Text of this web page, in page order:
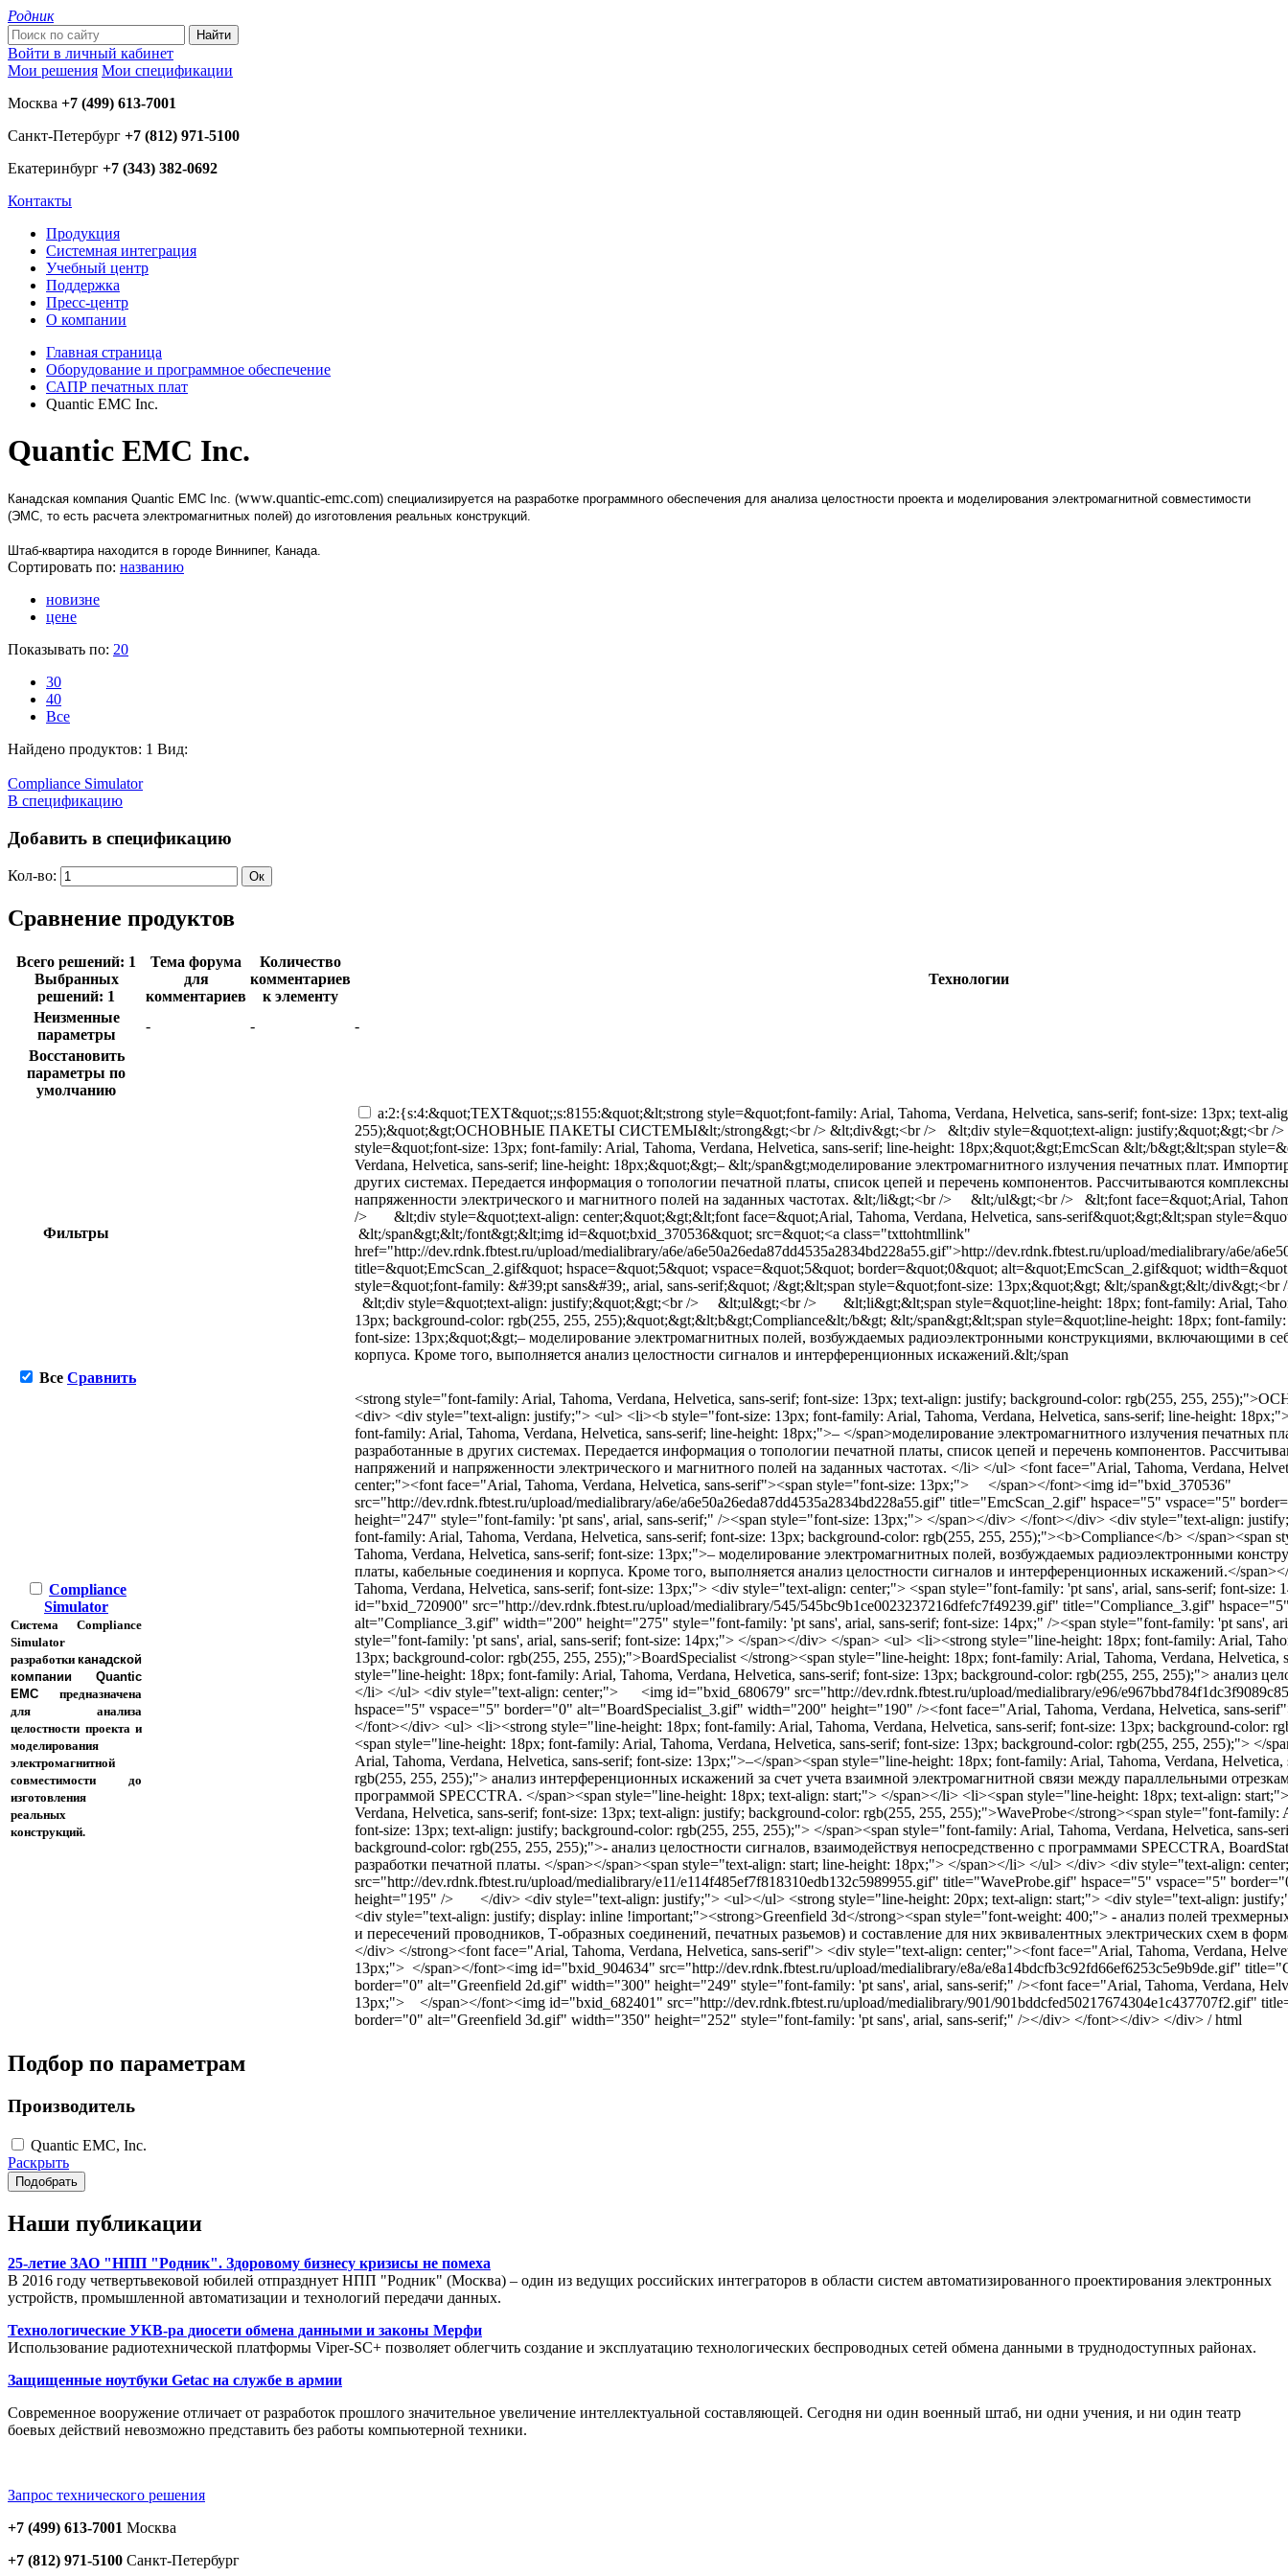
Родник
Войти в личный кабинет
Мои решения Мои спецификации
Москва +7 (499) 613-7001
Санкт-Петербург +7 (812) 971-5100
Екатеринбург +7 (343) 382-0692
Контакты
Продукция
Системная интеграция
Учебный центр
Поддержка
Пресс-центр
О компании
Главная страница
Оборудование и программное обеспечение
САПР печатных плат
Quantic EMC Inc.
Quantic EMC Inc.
Канадская компания Quantic EMC Inc. (www.quantic-emc.com) специализируется на разработке программного обеспечения для анализа целостности проекта и моделирования электромагнитной совместимости
(ЭМС, то есть расчета электромагнитных полей) до изготовления реальных конструкций.
Штаб-квартира находится в городе Виннипег, Канада.
Сортировать по: названию
новизне
цене
Показывать по: 20
30
40
Все
Найдено продуктов: 1 Вид:
Compliance Simulator
В спецификацию
Добавить в спецификацию
Кол-во:
Сравнение продуктов
Всего решений: 1
Выбранных
решений: 1
Тема форума
для
комментариев
Количество
комментариев
к элементу
Технологии
Неизменные
параметры
- -
-
Восстановить
параметры по
умолчанию
Фильтры
a:2:{s:4:&quot;TEXT&quot;;s:8155:&quot;&lt;strong style=&quot;font-family: Arial, Tahoma, Verdana, Helvetica, sans-serif; font-size: 13px; text-
255);&quot;&gt;ОСНОВНЫЕ ПАКЕТЫ СИСТЕМЫ&lt;/strong&gt;<br /> &lt;div&gt;<br /> &lt;div style=&quot;text-align:
style=&quot;font-size: 13px; font-family: Arial, Tahoma, Verdana, Helvetica, sans-serif; line-height: 18px;&quot;&gt;EmcScan &lt;/b&gt;&lt;span
Verdana, Helvetica, sans-serif; line-height: 18px;&quot;&gt;– &lt;/span&gt;моделирование электромагнитного излучения печатных плат.
других системах. Передается информация о топологии печатной платы, список цепей и перечень компонентов. Рассчитываются
напряженности электрического и магнитного полей на заданных частотах. &lt;/li&gt;<br /> &lt;/ul&gt;<br /> &lt;font face=&quot;Arial,
/> &lt;div style=&quot;text-align: center;&quot;&gt;&lt;font face=&quot;Arial, Tahoma, Verdana, Helvetica, sans-serif&quot;&gt;&lt;span
&lt;/span&gt;&lt;/font&gt;&lt;img id=&quot;bxid_370536&quot; src=&quot;<a class="txttohtmllink"
href="http://dev.rdnk.fbtest.ru/upload/medialibrary/a6e/a6e50a26eda87dd4535a2834bd228a55.gif">http://dev.rdnk.fbtest.ru/upload/medialibrary/a6e/
title=&quot;EmcScan_2.gif&quot; hspace=&quot;5&quot; vspace=&quot;5&quot; border=&quot;0&quot; alt=&quot;EmcScan_2.gif&quot;
style=&quot;font-family: &#39;pt sans&#39;, arial, sans-serif;&quot; /&gt;&lt;span style=&quot;font-size: 13px;&quot;&gt; &lt;/span&gt;&lt;/
&lt;div style=&quot;text-align: justify;&quot;&gt;<br /> &lt;ul&gt;<br /> &lt;li&gt;&lt;span style=&quot;line-height: 18px; font-family: Arial,
13px; background-color: rgb(255, 255, 255);&quot;&gt;&lt;b&gt;Compliance&lt;/b&gt; &lt;/span&gt;&lt;span style=&quot;line-height: 18px; font-family:
font-size: 13px;&quot;&gt;– моделирование электромагнитных полей, возбуждаемых радиоэлектронными конструкциями, включающими в
корпуса. Кроме того, выполняется анализ целостности сигналов и интерференционных искажений.&lt;/span
Все Сравнить
Compliance
Simulator
Система Compliance
Simulator
разработки канадской
компании Quantic
EMC предназначена
для анализа
целостности проекта и
моделирования
электромагнитной
совместимости до
изготовления
реальных
конструкций.
<strong style="font-family: Arial, Tahoma, Verdana, Helvetica, sans-serif; font-size: 13px; text-align: justify; background-color: rgb(255, 255,
<div> <div style="text-align: justify;"> <ul> <li><b style="font-size: 13px; font-family: Arial, Tahoma, Verdana, Helvetica, sans-serif; line-height:
font-family: Arial, Tahoma, Verdana, Helvetica, sans-serif; line-height: 18px;">– </span>моделирование электромагнитного излучения печатных
разработанные в других системах. Передается информация о топологии печатной платы, список цепей и перечень компонентов.
напряжений и напряженности электрического и магнитного полей на заданных частотах. </li> </ul> <font face="Arial, Tahoma, Verdana,
center;"><font face="Arial, Tahoma, Verdana, Helvetica, sans-serif"><span style="font-size: 13px;"> </span></font><img id="bxid_370536"
src="http://dev.rdnk.fbtest.ru/upload/medialibrary/a6e/a6e50a26eda87dd4535a2834bd228a55.gif" title="EmcScan_2.gif" hspace="5" vspace="5"
height="247" style="font-family: 'pt sans', arial, sans-serif;" /><span style="font-size: 13px;"> </span></div> </font></div> <div style="text-align:
font-family: Arial, Tahoma, Verdana, Helvetica, sans-serif; font-size: 13px; background-color: rgb(255, 255, 255);"><b>Compliance</b> </span><span
Tahoma, Verdana, Helvetica, sans-serif; font-size: 13px;">– моделирование электромагнитных полей, возбуждаемых радиоэлектронными
платы, кабельные соединения и корпуса. Кроме того, выполняется анализ целостности сигналов и интерференционных искажений.</
Tahoma, Verdana, Helvetica, sans-serif; font-size: 13px;"> <div style="text-align: center;"> <span style="font-family: 'pt sans', arial, sans-serif; font-
id="bxid_720900" src="http://dev.rdnk.fbtest.ru/upload/medialibrary/545/545bc9b1ce0023237216dfefc7f49239.gif" title="Compliance_3.gif"
alt="Compliance_3.gif" width="200" height="275" style="font-family: 'pt sans', arial, sans-serif; font-size: 14px;" /><span style="font-family: 'pt sans',
style="font-family: 'pt sans', arial, sans-serif; font-size: 14px;"> </span></div> </span> <ul> <li><strong style="line-height: 18px; font-family: Arial,
13px; background-color: rgb(255, 255, 255);">BoardSpecialist </strong><span style="line-height: 18px; font-family: Arial, Tahoma, Verdana, Helvetica,
style="line-height: 18px; font-family: Arial, Tahoma, Verdana, Helvetica, sans-serif; font-size: 13px; background-color: rgb(255, 255, 255);"> анализ
</li> </ul> <div style="text-align: center;"> <img id="bxid_680679" src="http://dev.rdnk.fbtest.ru/upload/medialibrary/e96/
hspace="5" vspace="5" border="0" alt="BoardSpecialist_3.gif" width="200" height="190" /><font face="Arial, Tahoma, Verdana, Helvetica, sans-
</font></div> <ul> <li><strong style="line-height: 18px; font-family: Arial, Tahoma, Verdana, Helvetica, sans-serif; font-size: 13px; background-color:
<span style="line-height: 18px; font-family: Arial, Tahoma, Verdana, Helvetica, sans-serif; font-size: 13px; background-color: rgb(255, 255, 255);"> </
Arial, Tahoma, Verdana, Helvetica, sans-serif; font-size: 13px;">–</span><span style="line-height: 18px; font-family: Arial, Tahoma, Verdana,
rgb(255, 255, 255);"> анализ интерференционных искажений за счет учета взаимной электромагнитной связи между параллельными
программой SPECCTRA. </span><span style="line-height: 18px; text-align: start;"> </span></li> <li><span style="line-height: 18px; text-align:
Verdana, Helvetica, sans-serif; font-size: 13px; text-align: justify; background-color: rgb(255, 255, 255);">WaveProbe</strong><span style="font-family:
font-size: 13px; text-align: justify; background-color: rgb(255, 255, 255);"> </span><span style="font-family: Arial, Tahoma, Verdana, Helvetica, sans-
background-color: rgb(255, 255, 255);">- анализ целостности сигналов, взаимодействуя непосредственно с программами SPECCTRA,
разработки печатной платы. </span></span><span style="text-align: start; line-height: 18px;"> </span></li> </ul> </div> <div style="text-align:
src="http://dev.rdnk.fbtest.ru/upload/medialibrary/e11/e114f485ef7f818310edb132c5989955.gif" title="WaveProbe.gif" hspace="5" vspace="5"
height="195" /> </div> <div style="text-align: justify;"> <ul></ul> <strong style="line-height: 20px; text-align: start;"> <div style="text-align:
<div style="text-align: justify; display: inline !important;"><strong>Greenfield 3d</strong><span style="font-weight: 400;"> - анализ полей
и пересечений проводников, Т-образных соединений, печатных разьемов) и составление для них эквивалентных электрических схем в
</div> </strong><font face="Arial, Tahoma, Verdana, Helvetica, sans-serif"> <div style="text-align: center;"><font face="Arial, Tahoma, Verdana,
13px;"> </span></font><img id="bxid_904634" src="http://dev.rdnk.fbtest.ru/upload/medialibrary/e8a/e8a14bdcfb3c92fd66ef6253c5e9b9de.gif"
border="0" alt="Greenfield 2d.gif" width="300" height="249" style="font-family: 'pt sans', arial, sans-serif;" /><font face="Arial, Tahoma, Verdana,
13px;"> </span></font><img id="bxid_682401" src="http://dev.rdnk.fbtest.ru/upload/medialibrary/901/901bddcfed50217674304e1c437707f2.gif"
border="0" alt="Greenfield 3d.gif" width="350" height="252" style="font-family: 'pt sans', arial, sans-serif;" /></div> </font></div> </div> / html
Подбор по параметрам
Производитель
Quantic EMC, Inc.
Раскрыть
Наши публикации
25-летие ЗАО "НПП "Родник". Здоровому бизнесу кризисы не помеха
В 2016 году четвертьвековой юбилей отпразднует НПП "Родник" (Москва) – один из ведущих российских интеграторов в области систем автоматизированного проектирования электронных
устройств, промышленной автоматизации и технологий передачи данных.
Технологические УКВ-ра диосети обмена данными и законы Мерфи
Использование радиотехнической платформы Viper-SC+ позволяет облегчить создание и эксплуатацию технологических беспроводных сетей обмена данными в труднодоступных районах.
Защищенные ноутбуки Getac на службе в армии
Современное вооружение отличает от разработок прошлого значительное увеличение интеллектуальной составляющей. Сегодня ни один военный штаб, ни одни учения, и ни один театр
боевых действий невозможно представить без работы компьютерной техники.
Запрос технического решения
+7 (499) 613-7001 Москва
+7 (812) 971-5100 Санкт-Петербург